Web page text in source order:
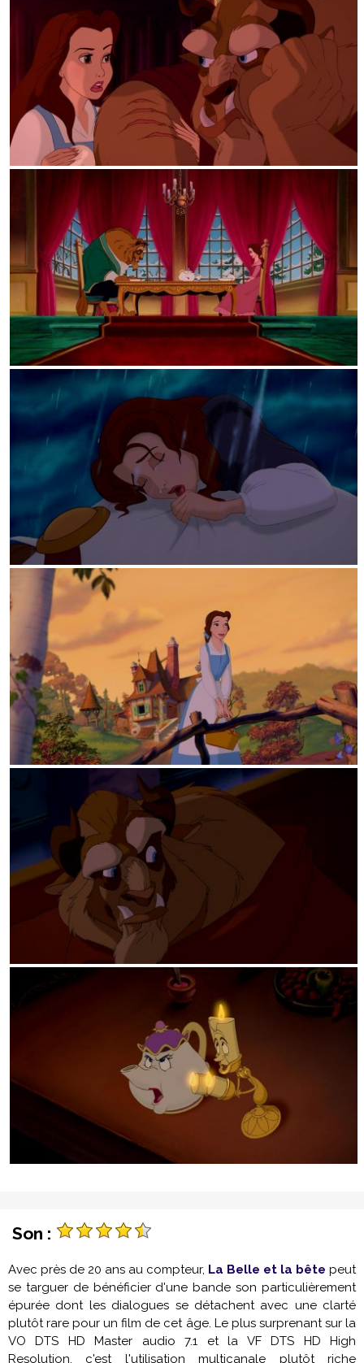
Son :
Avec près de 20 ans au compteur, La Belle et la bête peut
se targuer de bénéficier d'une bande son particulièrement
épurée dont les dialogues se détachent avec une clarté
plutôt rare pour un film de cet âge. Le plus surprenant sur la
VO DTS HD Master audio 7.1 et la VF DTS HD High
Resolution, c'est l'utilisation multicanale plutôt riche